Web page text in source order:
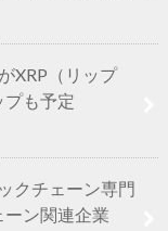
XRP（リップ
プも予定
クチェーン専門
ン関連企業